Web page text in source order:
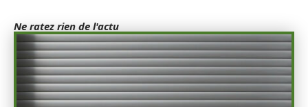
Ne ratez rien de l'actu